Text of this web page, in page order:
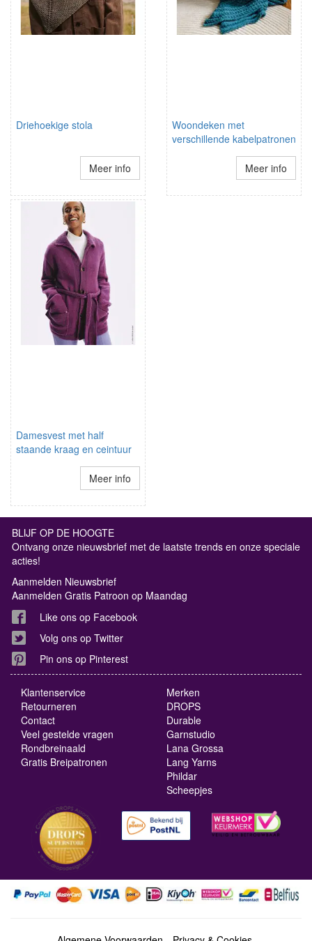
Driehoekige stola
Meer info
Woondeken met
verschillende kabelpatronen
Meer info
Damesvest met half
staande kraag en ceintuur
Meer info
BLIJF OP DE HOOGTE
Ontvang onze nieuwsbrief met de laatste trends en onze speciale
acties!
Aanmelden Nieuwsbrief
Aanmelden Gratis Patroon op Maandag
Like ons op Facebook
Volg ons op Twitter
Pin ons op Pinterest
Klantenservice
Retourneren
Contact
Veel gestelde vragen
Rondbreinaald
Gratis Breipatronen
Merken
DROPS
Durable
Garnstudio
Lana Grossa
Lang Yarns
Phildar
Scheepjes